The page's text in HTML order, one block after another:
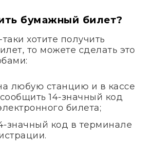
бумажный билет?
хотите получить
то можете сделать это
любую станцию и в кассе
14-значный код
билета;
значный код в терминале